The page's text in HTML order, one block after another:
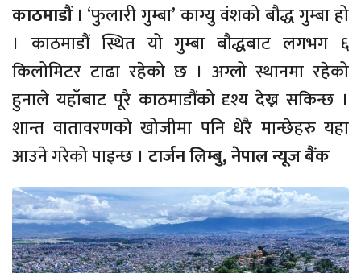
काठमाडौं । ‘फुलारी गुम्बा’ काग्यु वंशको बौद्ध गुम्बा हो
। काठमाडौं स्थित यो गुम्बा बौद्धबाट लगभग ६
किलोमिटर टाढा रहेको छ । अग्लो स्थानमा रहेको
हुनाले यहाँबाट पूरै काठमाडौंको दृश्य देख्न सकिन्छ ।
शान्त वातावरणको खोजीमा पनि धेरै मान्छेहरु यहा
आउने गरेको पाइन्छ । टार्जन लिम्बु, नेपाल न्यूज बैंक